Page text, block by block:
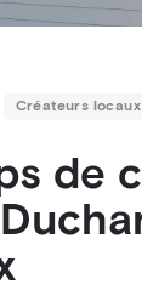
Créateurs locaux
de